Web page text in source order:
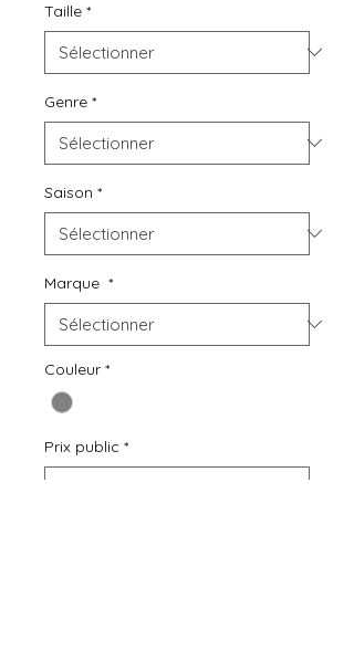
Taille *
Genre *
Saison *
Marque *
Couleur *
Prix public *